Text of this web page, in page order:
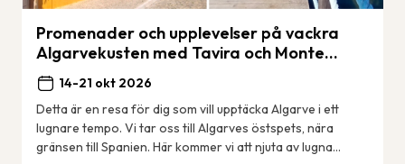
Promenader och upplevelser på vackra
Algarvekusten med Tavira och Monte
Gordo.14-21 okt 2026
Detta är en resa för dig som vill upptäcka Algarve i ett
lugnare tempo. Vi tar oss till Algarves östspets, nära
gränsen till Spanien. Här kommer vi att njuta av lugna